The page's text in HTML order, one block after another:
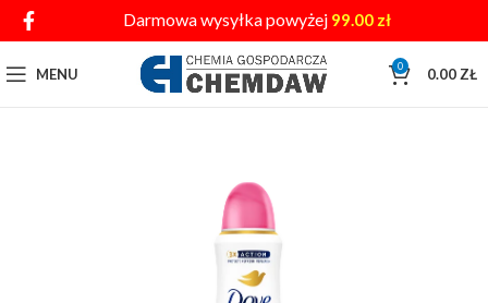
Darmowa wysyłka powyżej 99.00 zł
MENU 0 0.00 ZŁ